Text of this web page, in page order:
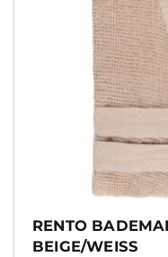
RENTO
BEIGE/WEISS